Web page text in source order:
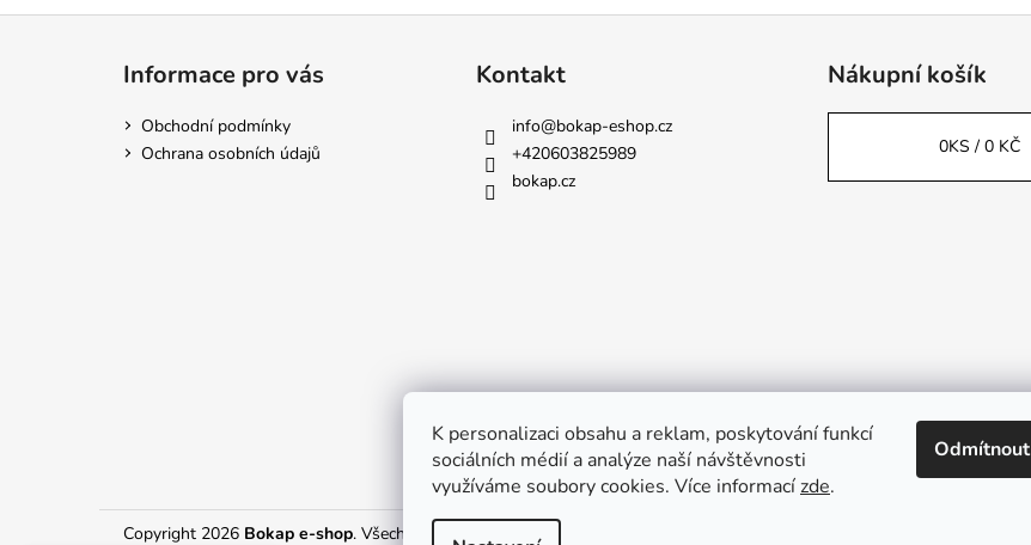
K personalizaci obsahu a reklam, poskytování funkcí
sociálních médií a analýze naší návštěvnosti
využíváme soubory cookies. Více informacízde.
Odmítnout
Informace pro vás
Obchodní podmínky
Ochrana osobních údajů
Kontakt
info@bokap-eshop.cz
+420603825989
bokap.cz
Nákupní košík
0KS /0 KČ
Napsali o nás
Copyright 2026 Bokap e-shop. Všechna práva vyhrazena.